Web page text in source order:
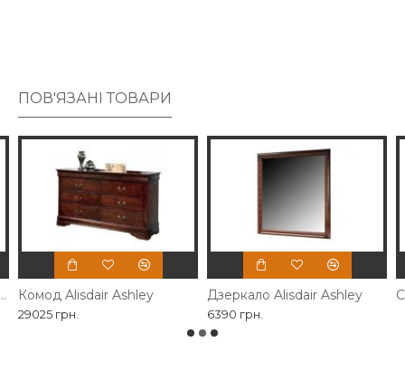
ПОВ'ЯЗАНІ ТОВАРИ
Ashley Комод Alisdair Ashley
29025 грн.
Дзеркало Alisdair Ashley
6390 грн.